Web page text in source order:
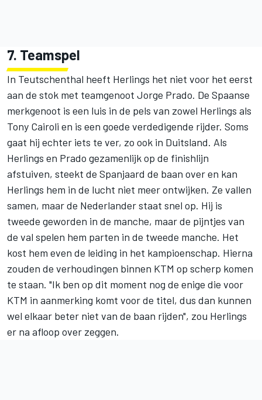
7. Teamspel
In Teutschenthal heeft Herlings het niet voor het eerst
aan de stok met teamgenoot Jorge Prado. De Spaanse
merkgenoot is een luis in de pels van zowel Herlings als
Tony Cairoli en is een goede verdedigende rijder. Soms
gaat hij echter iets te ver, zo ook in Duitsland. Als
Herlings en Prado gezamenlijk op de finishlijn
afstuiven, steekt de Spanjaard de baan over en kan
Herlings hem in de lucht niet meer ontwijken. Ze vallen
samen, maar de Nederlander staat snel op. Hij is
tweede geworden in de manche, maar de pijntjes van
de val spelen hem parten in de tweede manche. Het
kost hem even de leiding in het kampioenschap. Hierna
zouden de verhoudingen binnen KTM op scherp komen
te staan. "Ik ben op dit moment nog de enige die voor
KTM in aanmerking komt voor de titel, dus dan kunnen
wel elkaar beter niet van de baan rijden", zou Herlings
er na afloop over zeggen.